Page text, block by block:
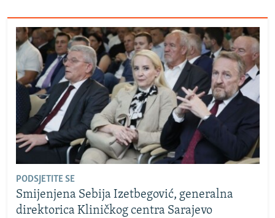
PODSJETITE SE
Smijenjena Sebija Izetbegović, generalna
direktorica Kliničkog centra Sarajevo